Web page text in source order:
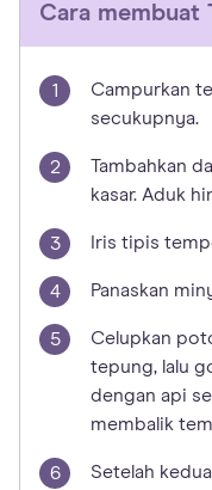
Cara membuat
Campurkan
secukupnya.
Tambahkan
kasar. Aduk
Iris tipis
Panaskan
Celupkan
tepung, lalu
dengan api
membalik
Setelah